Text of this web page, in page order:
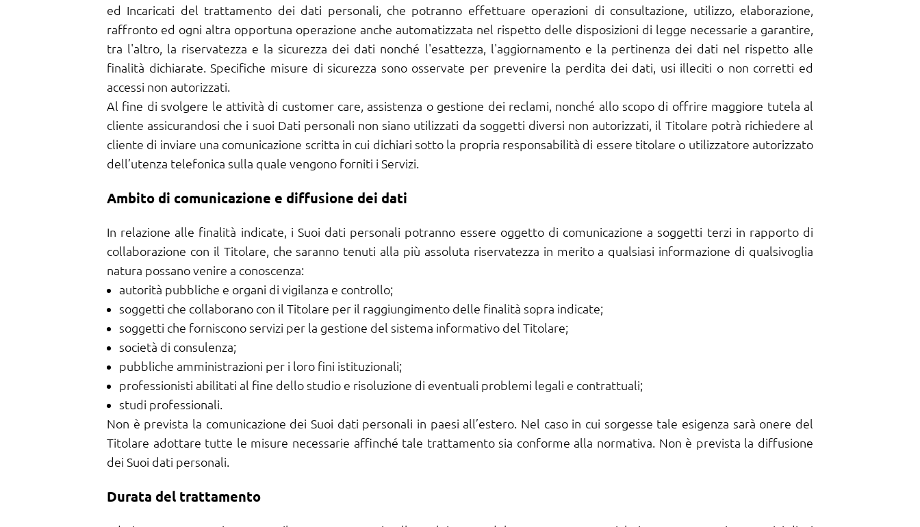
ed Incaricati del trattamento dei dati personali, che potranno effettuare operazioni di consultazione, utilizzo, elaborazione,
raffronto ed ogni altra opportuna operazione anche automatizzata nel rispetto delle disposizioni di legge necessarie a garantire,
tra l'altro, la riservatezza e la sicurezza dei dati nonché l'esattezza, l'aggiornamento e la pertinenza dei dati nel rispetto alle
finalità dichiarate. Specifiche misure di sicurezza sono osservate per prevenire la perdita dei dati, usi illeciti o non corretti ed
accessi non autorizzati.
Al fine di svolgere le attività di customer care, assistenza o gestione dei reclami, nonché allo scopo di offrire maggiore tutela al
cliente assicurandosi che i suoi Dati personali non siano utilizzati da soggetti diversi non autorizzati, il Titolare potrà richiedere al
cliente di inviare una comunicazione scritta in cui dichiari sotto la propria responsabilità di essere titolare o utilizzatore autorizzato
dell’utenza telefonica sulla quale vengono forniti i Servizi.
Ambito di comunicazione e diffusione dei dati
In relazione alle finalità indicate, i Suoi dati personali potranno essere oggetto di comunicazione a soggetti terzi in rapporto di
collaborazione con il Titolare, che saranno tenuti alla più assoluta riservatezza in merito a qualsiasi informazione di qualsivoglia
natura possano venire a conoscenza:
autorità pubbliche e organi di vigilanza e controllo;
soggetti che collaborano con il Titolare per il raggiungimento delle finalità sopra indicate;
soggetti che forniscono servizi per la gestione del sistema informativo del Titolare;
società di consulenza;
pubbliche amministrazioni per i loro fini istituzionali;
professionisti abilitati al fine dello studio e risoluzione di eventuali problemi legali e contrattuali;
studi professionali.
Non è prevista la comunicazione dei Suoi dati personali in paesi all’estero. Nel caso in cui sorgesse tale esigenza sarà onere del
Titolare adottare tutte le misure necessarie affinché tale trattamento sia conforme alla normativa. Non è prevista la diffusione
dei Suoi dati personali.
Durata del trattamento